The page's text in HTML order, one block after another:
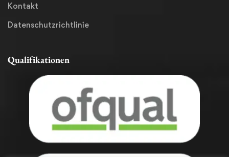
Kontakt
Datenschutzrichtlinie
Qualifikationen